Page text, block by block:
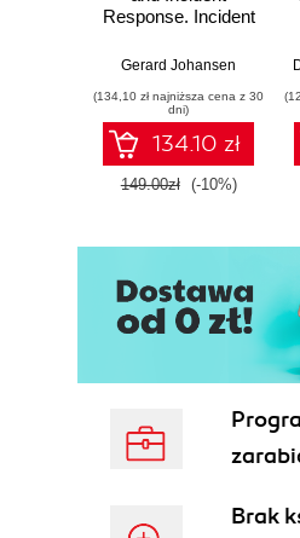
Response. Incident
and techniques for
threat response -
Fourth Edition
Gerard Johansen
(134,10 zł najniższa cena z 30
dni)
134.10 zł
149.00zł (-10%)
Brak